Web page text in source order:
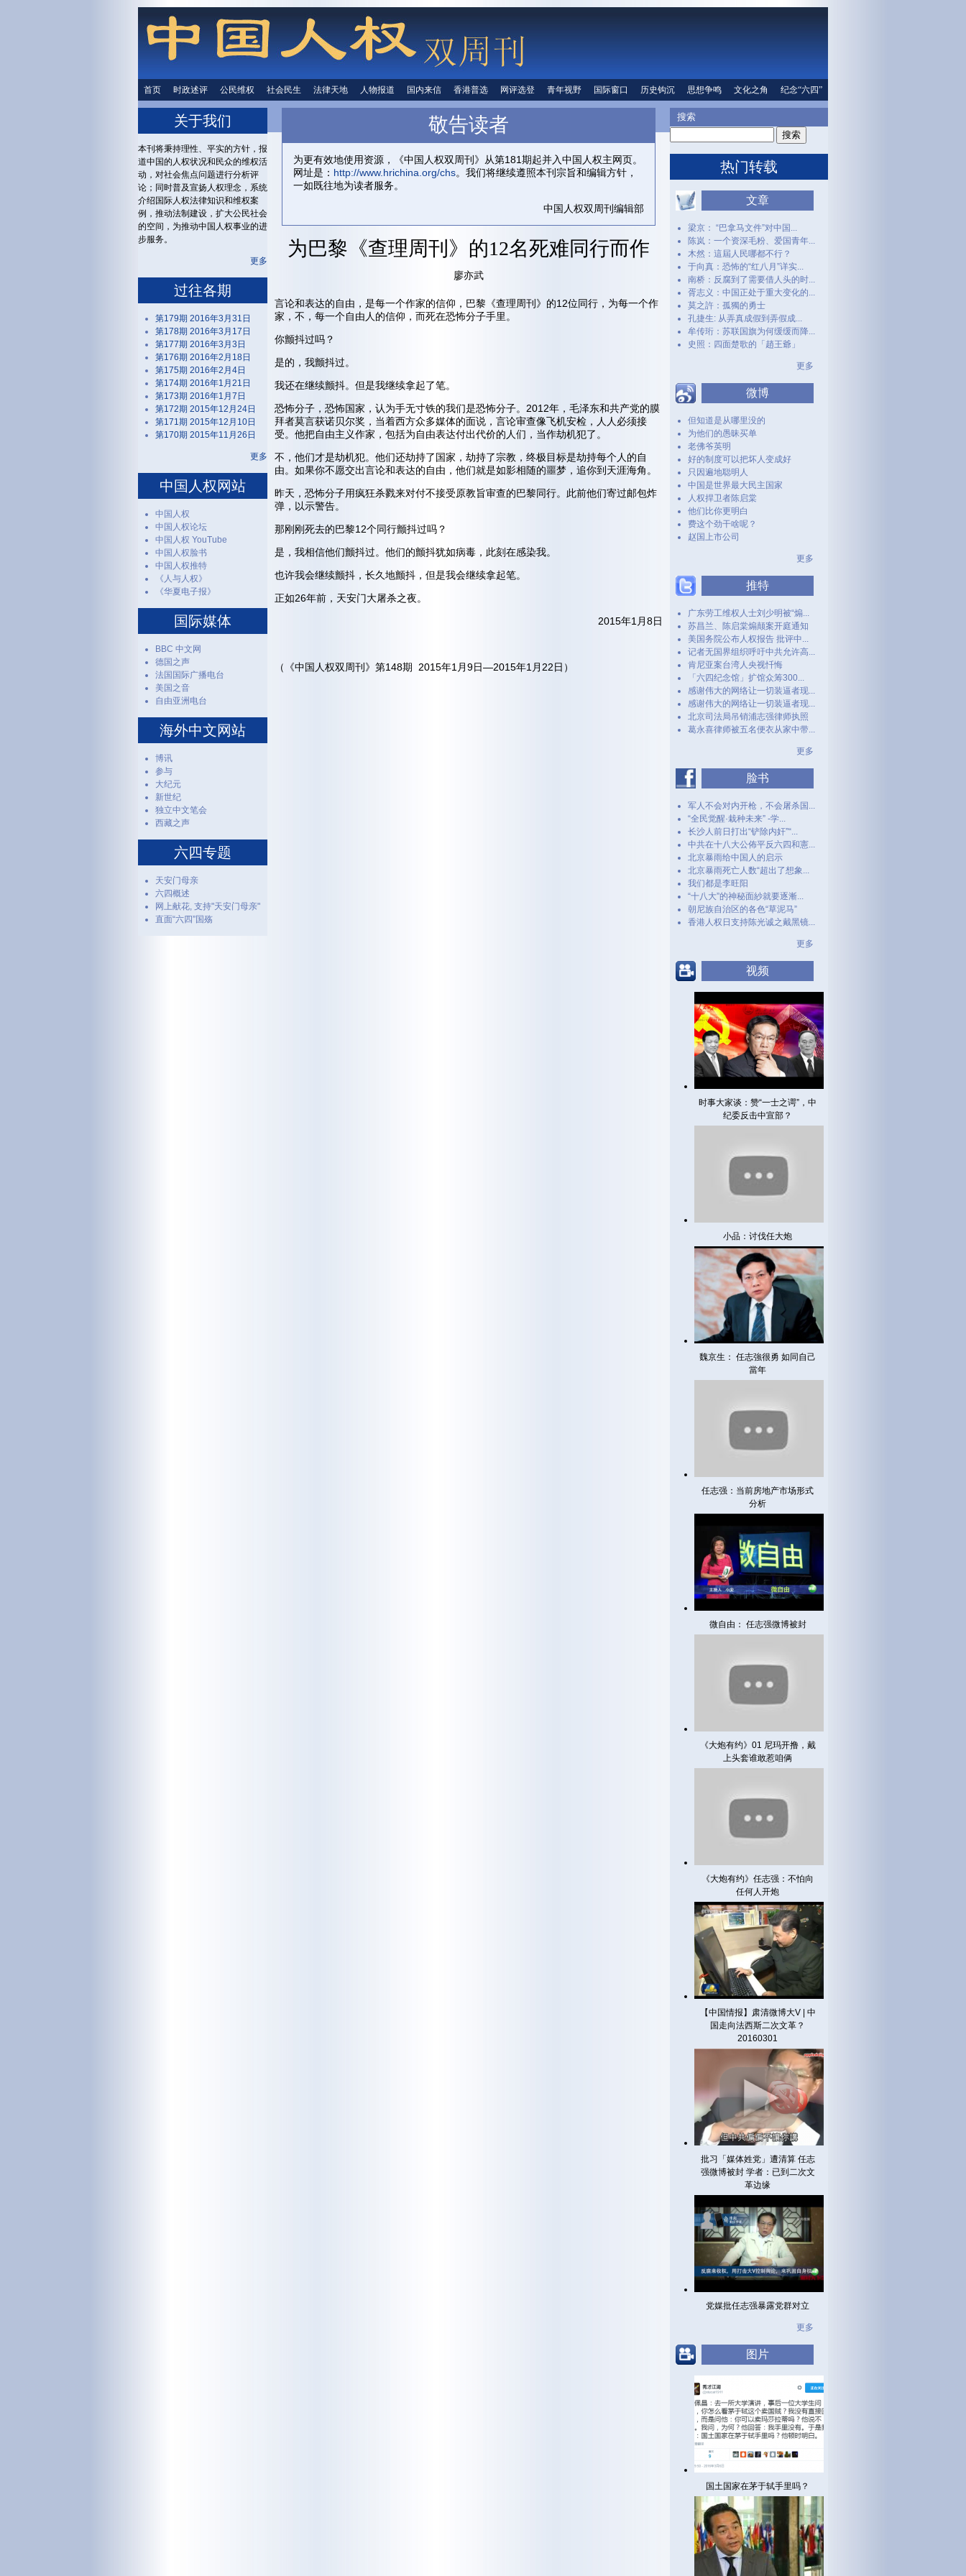
首页 时政述评 公民维权 社会民生 法律天地 人物报道 国内来信 香港普选 网评选登 青年视野 国际窗口 历史钩沉 思想争鸣 文化之角 纪念“六四”
敬告读者
为更有效地使用资源，《中国人权双周刊》从第181期起并入中国人权主网页。
网址是： http://www.hrichina.org/chs。我们将继续遵照本刊宗旨和编辑方针，
一如既往地为读者服务。
中国人权双周刊编辑部
为巴黎《查理周刊》的12名死难同行而作
廖亦武
言论和表达的自由，是每一个作家的信仰，巴黎《查理周刊》的12位同行，为每一个作
家，不，每一个自由人的信仰，而死在恐怖分子手里。
你颤抖过吗？
是的，我颤抖过。
我还在继续颤抖。但是我继续拿起了笔。
恐怖分子，恐怖国家，认为手无寸铁的我们是恐怖分子。2012年，毛泽东和共产党的膜
拜者莫言获诺贝尔奖，当着西方众多媒体的面说，言论审查像飞机安检，人人必须接
受。他把自由主义作家，包括为自由表达付出代价的人们，当作劫机犯了。
不，他们才是劫机犯。他们还劫持了国家，劫持了宗教，终极目标是劫持每个人的自
由。如果你不愿交出言论和表达的自由，他们就是如影相随的噩梦，追你到天涯海角。
昨天，恐怖分子用疯狂杀戮来对付不接受原教旨审查的巴黎同行。此前他们寄过邮包炸
弹，以示警告。
那刚刚死去的巴黎12个同行颤抖过吗？
是，我相信他们颤抖过。他们的颤抖犹如病毒，此刻在感染我。
也许我会继续颤抖，长久地颤抖，但是我会继续拿起笔。
正如26年前，天安门大屠杀之夜。
2015年1月8日
（《中国人权双周刊》第148期 2015年1月9日—2015年1月22日）
关于我们
本刊将秉持理性、平实的方针，报
道中国的人权状况和民众的维权活
动，对社会焦点问题进行分析评
论；同时普及宣扬人权理念，系统
介绍国际人权法律知识和维权案
例，推动法制建设，扩大公民社会
的空间，为推动中国人权事业的进
步服务。
更多
过往各期
第179期 2016年3月31日
第178期 2016年3月17日
第177期 2016年3月3日
第176期 2016年2月18日
第175期 2016年2月4日
第174期 2016年1月21日
第173期 2016年1月7日
第172期 2015年12月24日
第171期 2015年12月10日
第170期 2015年11月26日
更多
中国人权网站
中国人权
中国人权论坛
中国人权 YouTube
中国人权脸书
中国人权推特
《人与人权》
《华夏电子报》
国际媒体
BBC 中文网
德国之声
法国国际广播电台
美国之音
自由亚洲电台
海外中文网站
博讯
参与
大纪元
新世纪
独立中文笔会
西藏之声
六四专题
天安门母亲
六四概述
网上献花, 支持"天安门母亲"
直面“六四”国殇
搜索
热门转载
文章
梁京： “巴拿马文件”对中国...
陈岚：一个资深毛粉、爱国青年...
木然：這屆人民哪都不行？
于向真：恐怖的“红八月”详实...
南桥：反腐到了需要借人头的时...
胥志义：中国正处于重大变化的...
莫之許：孤獨的勇士
孔捷生: 从弄真成假到弄假成...
牟传珩：苏联国旗为何缓缓而降...
史照：四面楚歌的「趙王爺」
更多
微博
但知道是从哪里没的
为他们的愚昧买单
老佛爷英明
好的制度可以把坏人变成好
只因遍地聪明人
中国是世界最大民主国家
人权捍卫者陈启棠
他们比你更明白
费这个劲干啥呢？
赵国上市公司
更多
推特
广东劳工维权人士刘少明被“煽...
苏昌兰、陈启棠煽颠案开庭通知
美国务院公布人权报告 批评中...
记者无国界组织呼吁中共允许高...
肯尼亚案台湾人央视忏悔
「六四纪念馆」扩馆众筹300...
感谢伟大的网络让一切装逼者现...
感谢伟大的网络让一切装逼者现...
北京司法局吊销浦志强律师执照
葛永喜律师被五名便衣从家中带...
更多
脸书
军人不会对内开枪，不会屠杀国...
“全民觉醒·栽种未来” -学...
长沙人前日打出“铲除内奸”“...
中共在十八大公佈平反六四和憲...
北京暴雨给中国人的启示
北京暴雨死亡人数“超出了想象...
我们都是李旺阳
“十八大”的神秘面紗就要逐漸...
朝尼族自治区的各色“草泥马”
香港人权日支持陈光诚之戴黑镜...
更多
视频
时事大家谈：赞“一士之谔”，中
纪委反击中宣部？
小品：讨伐任大炮
魏京生： 任志強很勇 如同自己
當年
任志强：当前房地产市场形式
分析
微自由： 任志强微博被封
《大炮有约》01 尼玛开撸，戴
上头套谁敢惹咱俩
《大炮有约》任志强：不怕向
任何人开炮
【中国情报】肃清微博大V | 中
国走向法西斯二次文革？
20160301
批习「媒体姓党」遭清算 任志
强微博被封 学者：已到二次文
革边缘
党媒批任志强暴露党群对立
更多
图片
国土国家在茅于轼手里吗？
时政述评 公民维权 社会民生 法律天地 人物报道 国内来信 香港普选 网评选登 青年视野 国际窗口 文化之角 纪念“六四” 人权信息
首页 关于我们 投稿信箱